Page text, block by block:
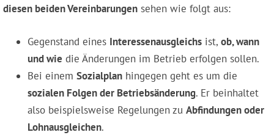
diesen beiden Vereinbarungen sehen wie folgt aus:
Gegenstand eines Interessenausgleichs ist, ob, wann
und wie die Änderungen im Betrieb erfolgen sollen.
Bei einem Sozialplan hingegen geht es um die
sozialen Folgen der Betriebsänderung. Er beinhaltet
also beispielsweise Regelungen zu Abfindungen oder
Lohnausgleichen.